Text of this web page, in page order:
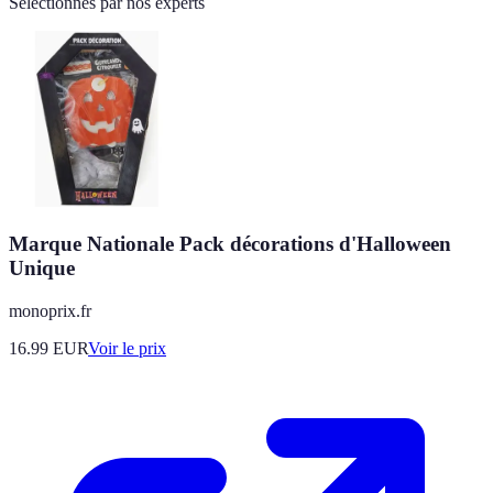
Marque Nationale Pack décorations d'Halloween
Unique
monoprix.fr
16.99 EURVoir le prix